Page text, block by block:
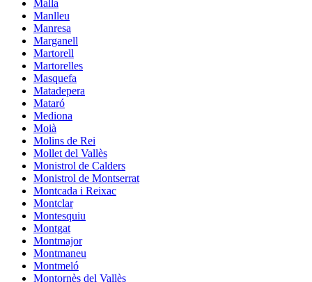
Malla
Manlleu
Manresa
Marganell
Martorell
Martorelles
Masquefa
Matadepera
Mataró
Mediona
Moià
Molins de Rei
Mollet del Vallès
Monistrol de Calders
Monistrol de Montserrat
Montcada i Reixac
Montclar
Montesquiu
Montgat
Montmajor
Montmaneu
Montmeló
Montornès del Vallès